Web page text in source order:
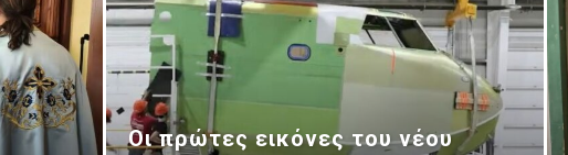
Οι πρώτες εικόνες του νέου